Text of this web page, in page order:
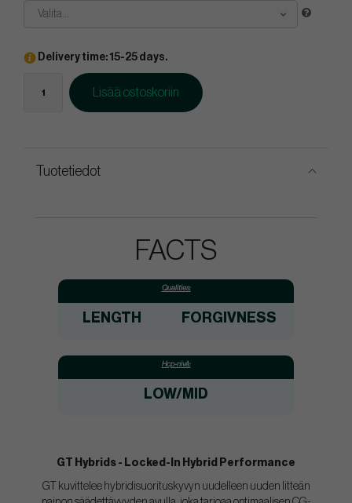
Valita...
Delivery time: 15-25 days.
Lisää ostoskoriin
Tuotetiedot
FACTS
Qualities:
LENGTH FORGIVNESS
Hcp-nivå:
LOW/MID
GT Hybrids - Locked-In Hybrid Performance
GT kuvittelee hybridisuorituskyvyn uudelleen uuden litteän